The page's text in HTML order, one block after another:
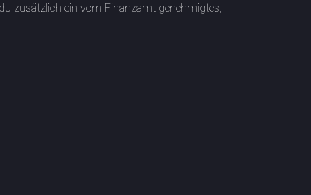
zusätzlich ein vom Finanzamt genehmigtes,